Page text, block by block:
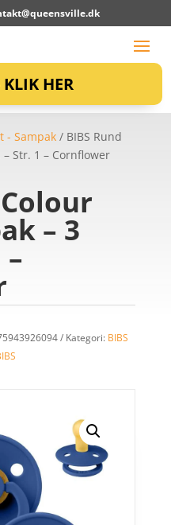
KLIK HER
- Sampak/ BIBS Rund
– Str. 1 – Cornflower
– 3
Kategori: BIBS